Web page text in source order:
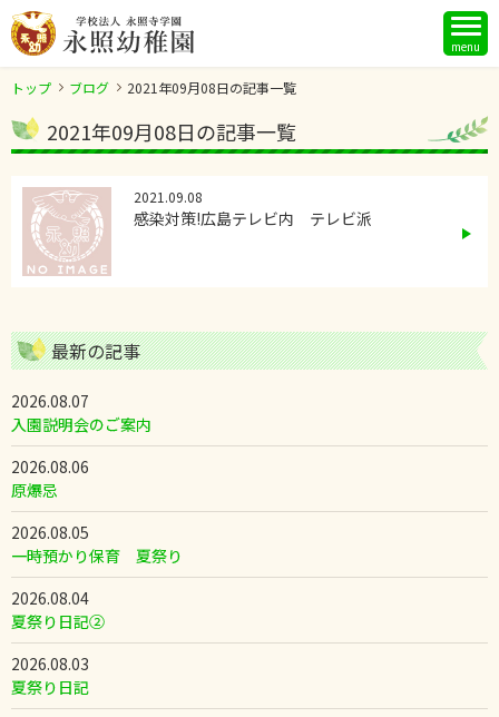
menu
トップ ブログ 2021年09月08日の記事一覧
2021年09月08日の記事一覧
2021.09.08
感染対策!広島テレビ内 テレビ派
最新の記事
2026.08.07
入園説明会のご案内
2026.08.06
原爆忌
2026.08.05
一時預かり保育 夏祭り
2026.08.04
夏祭り日記②
2026.08.03
夏祭り日記